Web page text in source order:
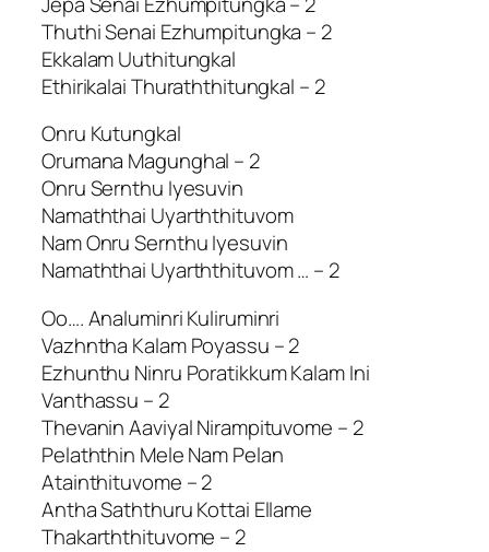
Thuthi Senai Ezhumpitungka – 2
Ekkalam Uuthitungkal
Ethirikalai Thuraththitungkal – 2
Onru Kutungkal
Orumana Magunghal – 2
Onru Sernthu Iyesuvin
Namaththai Uyarththituvom
Nam Onru Sernthu Iyesuvin
Namaththai Uyarththituvom … – 2
Oo…. Analuminri Kuliruminri
Vazhntha Kalam Poyassu – 2
Ezhunthu Ninru Poratikkum Kalam Ini
Vanthassu – 2
Thevanin Aaviyal Nirampituvome – 2
Pelaththin Mele Nam Pelan
Atainthituvome – 2
Antha Saththuru Kottai Ellame
Thakarththituvome – 2